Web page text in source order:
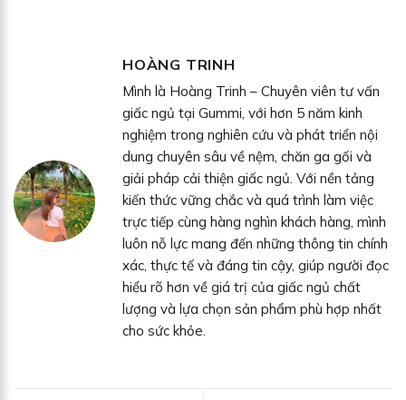
HOÀNG TRINH
Mình là Hoàng Trinh – Chuyên viên tư vấn
giấc ngủ tại Gummi, với hơn 5 năm kinh
nghiệm trong nghiên cứu và phát triển nội
dung chuyên sâu về nệm, chăn ga gối và
giải pháp cải thiện giấc ngủ. Với nền tảng
kiến thức vững chắc và quá trình làm việc
trực tiếp cùng hàng nghìn khách hàng, mình
luôn nỗ lực mang đến những thông tin chính
xác, thực tế và đáng tin cậy, giúp người đọc
hiểu rõ hơn về giá trị của giấc ngủ chất
lượng và lựa chọn sản phẩm phù hợp nhất
cho sức khỏe.